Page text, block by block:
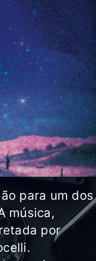
para um dos
música,
por